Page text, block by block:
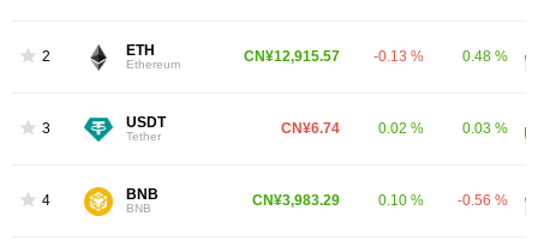
2 ETH
Ethereum CN¥12,915.57 -0.13 % 0.48 %
3 USDT
Tether CN¥6.74 0.02 % 0.03 %
4 BNB
BNB CN¥3,983.29 0.10 % -0.56 %